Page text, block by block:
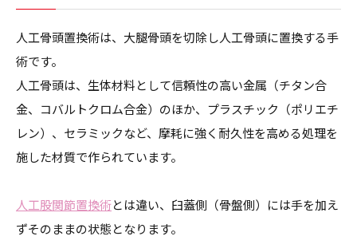
人工骨頭置換術は、大腿骨頭を切除し人工骨頭に置換する手
術です。
人工骨頭は、生体材料として信頼性の高い金属（チタン合
金、コバルトクロム合金）のほか、プラスチック（ポリエチ
レン）、セラミックなど、摩耗に強く耐久性を高める処理を
施した材質で作られています。
人工股関節置換術とは違い、臼蓋側（骨盤側）には手を加え
ずそのままの状態となります。